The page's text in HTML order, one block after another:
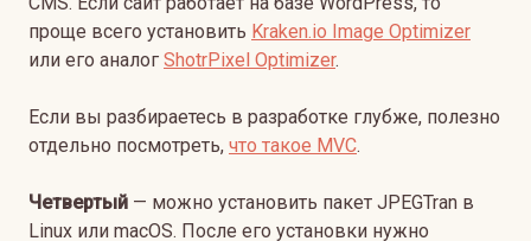
проще всего установить Kraken.io Image Optimizer
или его аналог ShotrPixel Optimizer.
Если вы разбираетесь в разработке глубже, полезно
отдельно посмотреть, что такое MVC.
Четвертый — можно установить пакет JPEGTran в
Linux или macOS. После его установки нужно